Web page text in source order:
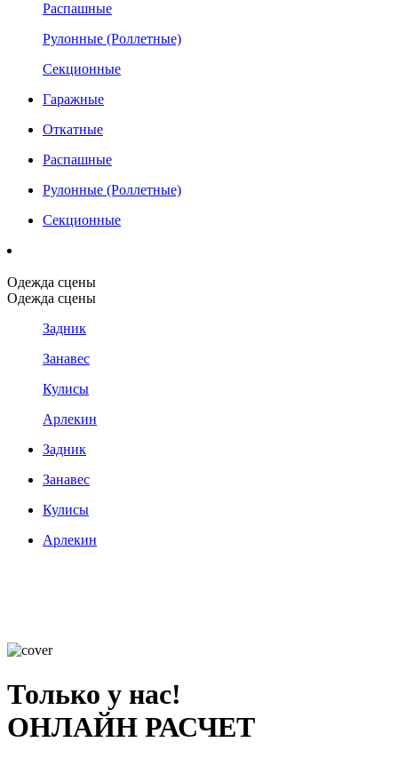
Распашные
Рулонные (Роллетные)
Секционные
Гаражные
Откатные
Распашные
Рулонные (Роллетные)
Секционные
Одежда сцены
Одежда сцены
Задник
Занавес
Кулисы
Арлекин
Задник
Занавес
Кулисы
Арлекин
Только у нас!
ОНЛАЙН РАСЧЕТ